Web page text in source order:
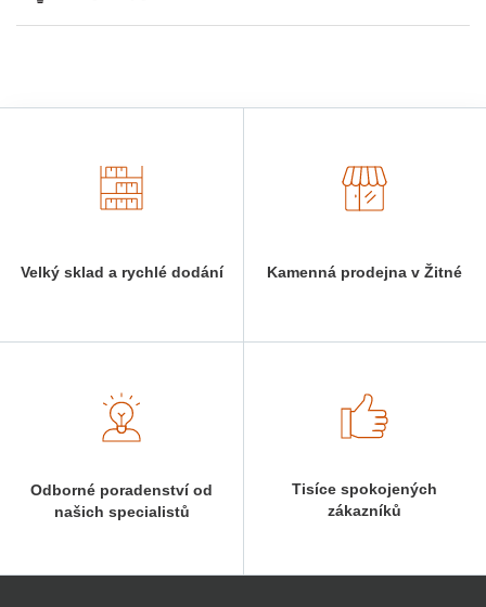
Velký sklad a rychlé dodání Kamenná prodejna v Žitné
Odborné poradenství od
našich specialistů
Tisíce spokojených
zákazníků